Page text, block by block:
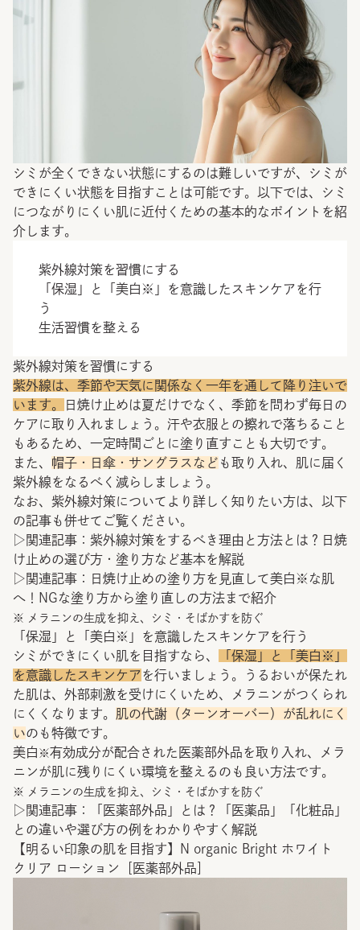
シミが全くできない状態にするのは難しいですが、シミが
できにくい状態を目指すことは可能です。以下では、シミ
につながりにくい肌に近付くための基本的なポイントを紹
介します。
紫外線対策を習慣にする
「保湿」と「美白※」を意識したスキンケアを行
う
生活習慣を整える
紫外線対策を習慣にする
紫外線は、季節や天気に関係なく一年を通して降り注いで
います。
日焼け止めは夏だけでなく、季節を問わず毎日の
ケアに取り入れましょう。汗や衣服との擦れで落ちること
もあるため、一定時間ごとに塗り直すことも大切です。
また、 帽子・日傘・サングラスなど も取り入れ、肌に届く
紫外線をなるべく減らしましょう。
なお、紫外線対策についてより詳しく知りたい方は、以下
の記事も併せてご覧ください。
▷関連記事： 紫外線対策をするべき理由と方法とは？日焼
け止めの選び方・塗り方など基本を解説
▷関連記事：
日焼け止めの塗り方を見直して美白※な肌
へ！NGな塗り方から塗り直しの方法まで紹介
※ メラニンの生成を抑え、シミ・そばかすを防ぐ
「保湿」と「美白※」を意識したスキンケアを行う
シミができにくい肌を目指すなら、
「保湿」と「美白※」
を意識したスキンケアを行いましょう。うるおいが保たれ
た肌は、外部刺激を受けにくいため、メラニンがつくられ
にくくなります。 肌の代謝（ターンオーバー）が乱れにく
いのも特徴です。
美白 ※有効成分が配合された医薬部外品を取り入れ、メラ
ニンが肌に残りにくい環境を整えるのも良い方法です。
※ メラニンの生成を抑え、シミ・そばかすを防ぐ
▷関連記事：
「医薬部外品」とは？「医薬品」「化粧品」
との違いや選び方の例をわかりやすく解説
【明るい印象の肌を目指す】N organic Bright ホワイト
クリア ローション［医薬部外品］